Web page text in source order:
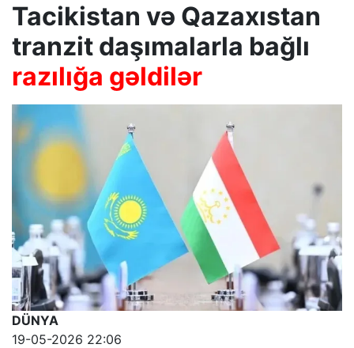
Tacikistan və Qazaxıstan
tranzit daşımalarla bağlı
razılığa gəldilər
DÜNYA
19-05-2026 22:06